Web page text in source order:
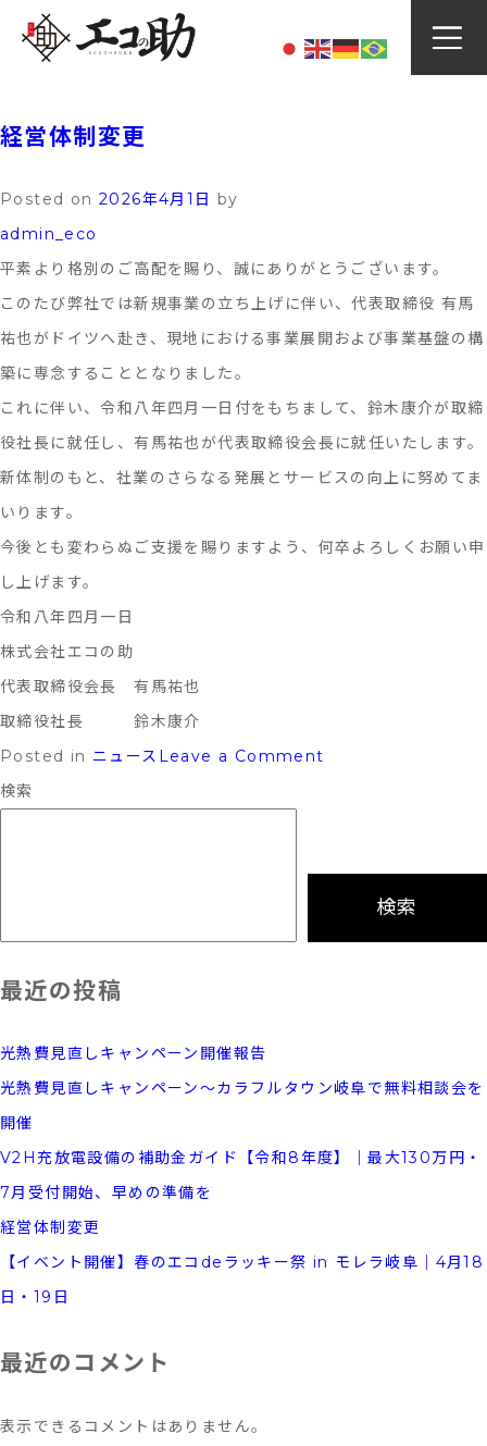
月:2026年4月
経営体制変更
Posted on2026年4月1日 by
admin_eco
平素より格別のご高配を賜り、誠にありがとうございます。
このたび弊社では新規事業の立ち上げに伴い、代表取締役 有馬
祐也がドイツへ赴き、現地における事業展開および事業基盤の構
築に専念することとなりました。
これに伴い、令和八年四月一日付をもちまして、鈴木康介が取締
役社長に就任し、有馬祐也が代表取締役会長に就任いたします。
新体制のもと、社業のさらなる発展とサービスの向上に努めてま
いります。
今後とも変わらぬご支援を賜りますよう、何卒よろしくお願い申
し上げます。
令和八年四月一日
株式会社エコの助
代表取締役会長 有馬祐也
取締役社長 鈴木康介
Posted in ニュース Leave a Comment
検索
検索
最近の投稿
光熱費見直しキャンペーン開催報告
光熱費見直しキャンペーン～カラフルタウン岐阜で無料相談会を
開催
V2H充放電設備の補助金ガイド【令和8年度】｜最大130万円・
7月受付開始、早めの準備を
経営体制変更
【イベント開催】春のエコdeラッキー祭 in モレラ岐阜｜4月18
日・19日
最近のコメント
表示できるコメントはありません。